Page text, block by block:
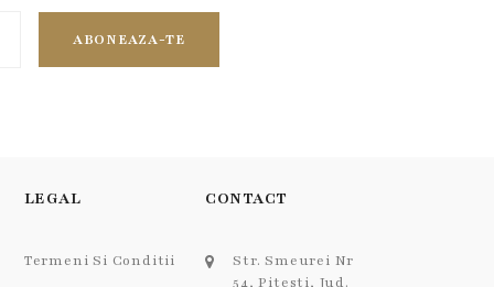
ABONEAZA-TE
LEGAL
Termeni Si Conditii
CONTACT
Str. Smeurei Nr
54, Pitesti, Jud.